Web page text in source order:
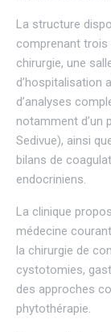
La structure
comprenant trois
chirurgie, une
d’hospitalisation
d’analyses
notamment d’un
Sedivue), ainsi
bilans de
endocriniens.
La clinique
médecine
la chirurgie de
cystotomies,
des approches
phytothérapie.